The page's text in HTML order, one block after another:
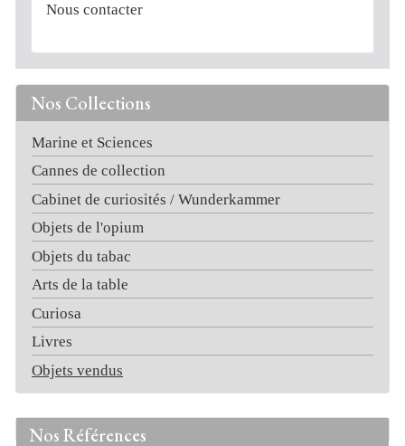
Nos Collections
Marine et Sciences
Cannes de collection
Cabinet de curiosités / Wunderkammer
Objets de l'opium
Objets du tabac
Arts de la table
Curiosa
Livres
Objets vendus
Nos Références
Nous contacter